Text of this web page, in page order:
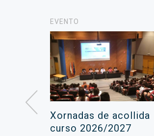
EVENTO
Xornadas de acollida
curso 2026/2027